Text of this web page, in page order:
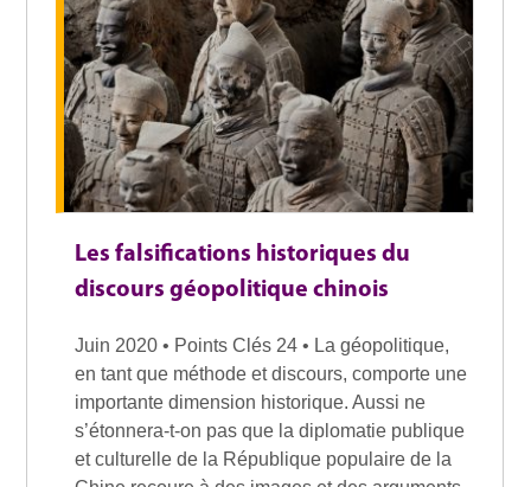
Les falsifications historiques du
discours géopolitique chinois
Juin 2020 • Points Clés 24 • La géopolitique,
en tant que méthode et discours, comporte une
importante dimension historique. Aussi ne
s’étonnera-t-on pas que la diplomatie publique
et culturelle de la République populaire de la